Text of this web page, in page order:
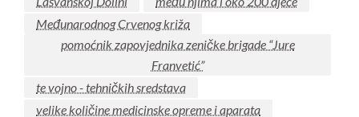
Međunarodnog Crvenog križa
pomoćnik zapovjednika zeničke brigade “Jure
Franvetić”
te vojno - tehničkih sredstava
velike količine medicinske opreme i aparata